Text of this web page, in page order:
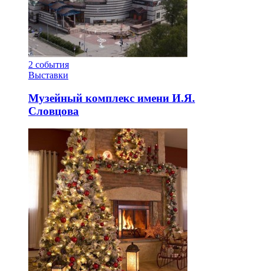
2 события
Выставки
Музейный комплекс имени И.Я.
Словцова